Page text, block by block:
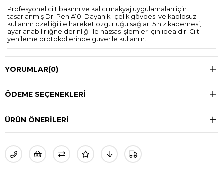
Profesyonel cilt bakımı ve kalıcı makyaj uygulamaları için
tasarlanmış Dr. Pen A10. Dayanıklı çelik gövdesi ve kablosuz
kullanım özelliği ile hareket özgürlüğü sağlar. 5 hız kademesi,
ayarlanabilir iğne derinliği ile hassas işlemler için idealdir. Cilt
yenileme protokollerinde güvenle kullanılır.
YORUMLAR(0)
ÖDEME SEÇENEKLERI
ÜRÜN ÖNERILERI